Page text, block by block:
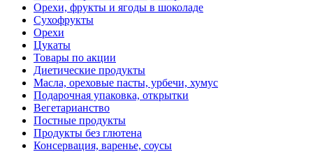
Орехи, фрукты и ягоды в шоколаде
Сухофрукты
Орехи
Цукаты
Товары по акции
Диетические продукты
Масла, ореховые пасты, урбечи, хумус
Подарочная упаковка, открытки
Вегетарианство
Постные продукты
Продукты без глютена
Консервация, варенье, соусы